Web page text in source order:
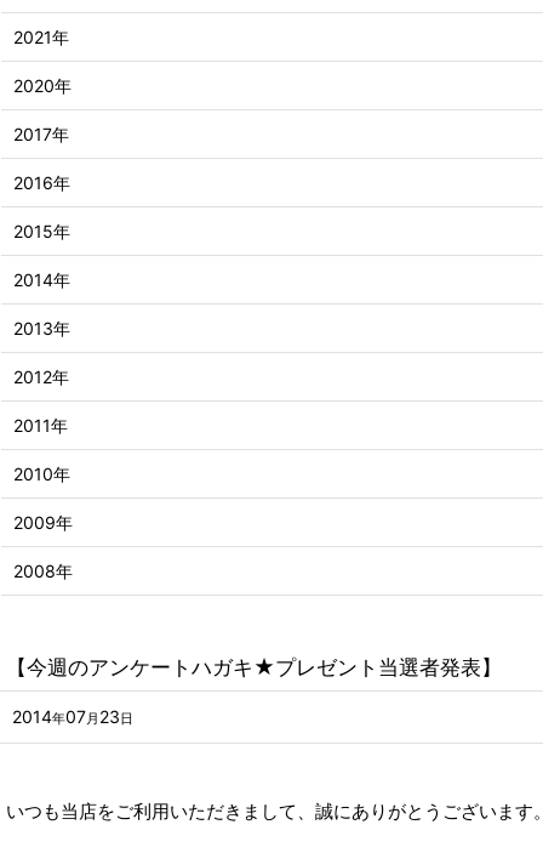
【今週のアンケートハガキ★プレゼント当選者発表】
2014年07月 23日
いつも当店をご利用いただきまして、誠にありがとうございます
2021年
2020年
2017年
2016年
2015年
2014年
2013年
2012年
2011年
2010年
2009年
2008年